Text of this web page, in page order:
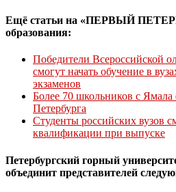
Ещё статьи на «ПЕРВЫЙ
образования:
Победители Всероссийской
смогут начать обучение в
экзаменов
Более 70 школьников с Ямала
Петербурга
Студенты российских вузов
квалификации при выпуске
Петербургский горный
объединит представителей